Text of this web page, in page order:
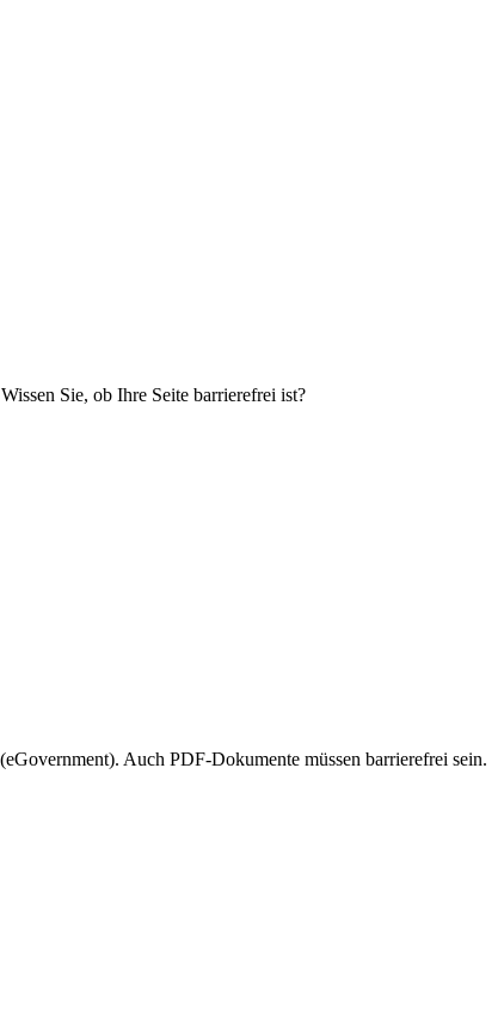
Sie, ob Ihre Seite barrierefrei ist?
Auch PDF-Dokumente müssen barrierefrei sein.